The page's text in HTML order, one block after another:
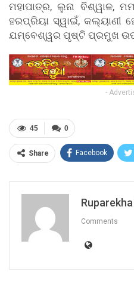
ମହାପାତ୍ର, ଲୁନା ବିଶ୍ୱାଳ,
ହରପ୍ରିୟା ସ୍ୱାଇଁ, କଲ୍ୟାଣୀ
ଯମ୍ବେଶ୍ୱର ପୃଷ୍ଟି ପ୍ରମୁଖ
-
0
45
Share Facebook
Comments